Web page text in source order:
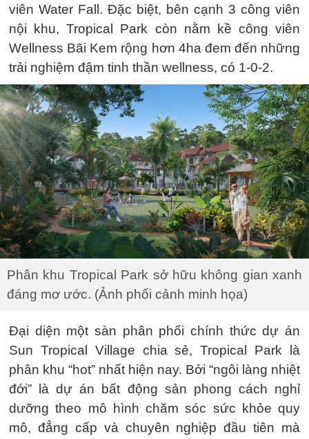
viên Water Fall. Đặc biệt, bên cạnh 3 công viên
nội khu, Tropical Park còn nằm kề công viên
Wellness Bãi Kem rộng hơn 4ha đem đến những
trải nghiệm đậm tinh thần wellness, có 1-0-2.
Phân khu Tropical Park sở hữu không gian xanh
đáng mơ ước. (Ảnh phối cảnh minh họa)
Đại diện một sàn phân phối chính thức dự án
Sun Tropical Village chia sẻ, Tropical Park là
phân khu “hot” nhất hiện nay. Bởi “ngôi làng nhiệt
đới” là dự án bất động sản phong cách nghỉ
dưỡng theo mô hình chăm sóc sức khỏe quy
mô, đẳng cấp và chuyên nghiệp đầu tiên mà